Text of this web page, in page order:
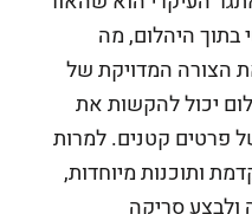
היהלום, מה
הצורה המדויקת של
יכול להקשות את
פרטים קטנים. למרות
ותוכנות מיוחדות,
ולבצע סריקה